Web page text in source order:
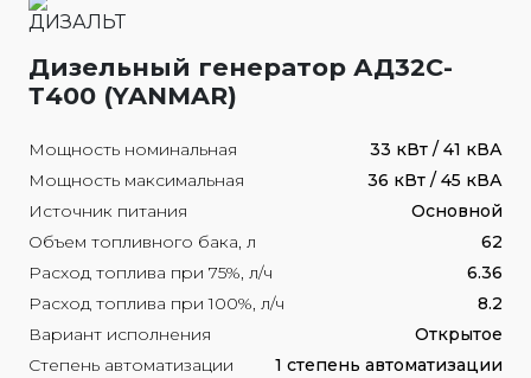
Дизельный генератор АД32С-
Т400 (YANMAR)
Мощность номинальная
33 кВт / 41 кВА
Мощность максимальная
36 кВт / 45 кВА
Источник питания
Основной
Объем топливного бака, л
62
Расход топлива при 75%, л/ч
6.36
Расход топлива при 100%, л/ч
8.2
Вариант исполнения
Открытое
Степень автоматизации
1 степень автоматизации